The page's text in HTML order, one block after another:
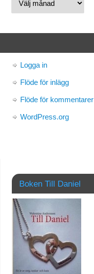
Logga in
Flöde för inlägg
Flöde för kommentarer
WordPress.org
Boken Till Daniel